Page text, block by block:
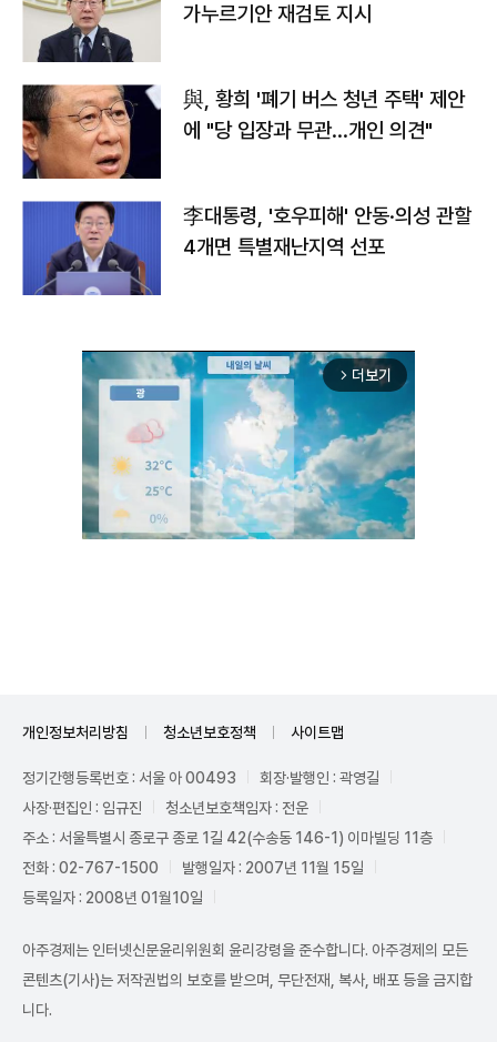
가누르기안 재검토 지시
與, 황희 '폐기 버스 청년 주택' 제안
에 "당 입장과 무관…개인 의견"
李대통령, '호우피해' 안동·의성 관할
4개면 특별재난지역 선포
arrow_forward_ios 더보기
개인정보처리방침 청소년보호정책 사이트맵
정기간행등록번호 : 서울 아 00493
회장·발행인 : 곽영길
사장·편집인 : 임규진
청소년보호책임자 : 전운
주소 : 서울특별시 종로구 종로 1길 42(수송동 146-1) 이마빌딩 11층
전화 : 02-767-1500
발행일자 : 2007년 11월 15일
등록일자 : 2008년 01월10일
아주경제는 인터넷신문윤리위원회 윤리강령을 준수합니다. 아주경제의 모든
콘텐츠(기사)는 저작권법의 보호를 받으며, 무단전재, 복사, 배포 등을 금지합
니다.